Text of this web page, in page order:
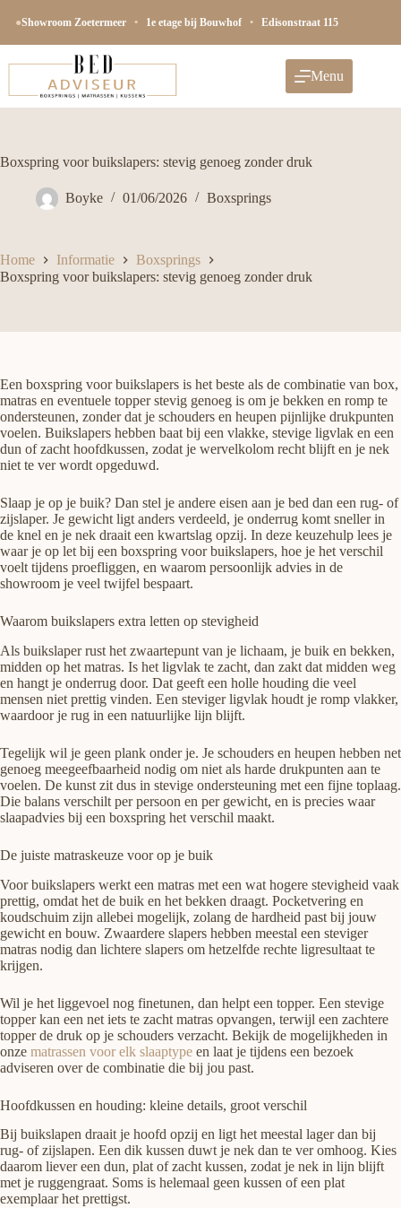
naar
●Showroom Zoetermeer • 1e etage bij Bouwhof • Edisonstraat 115
Menu
Boxspring voor buikslapers: stevig genoeg zonder druk
Boyke 01/06/2026 Boxsprings
Home Informatie
Boxsprings
Boxspring voor buikslapers: stevig genoeg zonder druk
Een boxspring voor buikslapers is het beste als de combinatie van box,
matras en eventuele topper stevig genoeg is om je bekken en romp te
ondersteunen, zonder dat je schouders en heupen pijnlijke drukpunten
voelen. Buikslapers hebben baat bij een vlakke, stevige ligvlak en een
dun of zacht hoofdkussen, zodat je wervelkolom recht blijft en je nek
niet te ver wordt opgeduwd.
Slaap je op je buik? Dan stel je andere eisen aan je bed dan een rug- of
zijslaper. Je gewicht ligt anders verdeeld, je onderrug komt sneller in
de knel en je nek draait een kwartslag opzij. In deze keuzehulp lees je
waar je op let bij een boxspring voor buikslapers, hoe je het verschil
voelt tijdens proefliggen, en waarom persoonlijk advies in de
showroom je veel twijfel bespaart.
Waarom buikslapers extra letten op stevigheid
Als buikslaper rust het zwaartepunt van je lichaam, je buik en bekken,
midden op het matras. Is het ligvlak te zacht, dan zakt dat midden weg
en hangt je onderrug door. Dat geeft een holle houding die veel
mensen niet prettig vinden. Een steviger ligvlak houdt je romp vlakker,
waardoor je rug in een natuurlijke lijn blijft.
Tegelijk wil je geen plank onder je. Je schouders en heupen hebben net
genoeg meegeefbaarheid nodig om niet als harde drukpunten aan te
voelen. De kunst zit dus in stevige ondersteuning met een fijne toplaag.
Die balans verschilt per persoon en per gewicht, en is precies waar
slaapadvies bij een boxspring het verschil maakt.
De juiste matraskeuze voor op je buik
Voor buikslapers werkt een matras met een wat hogere stevigheid vaak
prettig, omdat het de buik en het bekken draagt. Pocketvering en
koudschuim zijn allebei mogelijk, zolang de hardheid past bij jouw
gewicht en bouw. Zwaardere slapers hebben meestal een steviger
matras nodig dan lichtere slapers om hetzelfde rechte ligresultaat te
krijgen.
Wil je het liggevoel nog finetunen, dan helpt een topper. Een stevige
topper kan een net iets te zacht matras opvangen, terwijl een zachtere
topper de druk op je schouders verzacht. Bekijk de mogelijkheden in
onze matrassen voor elk slaaptype en laat je tijdens een bezoek
adviseren over de combinatie die bij jou past.
Hoofdkussen en houding: kleine details, groot verschil
Bij buikslapen draait je hoofd opzij en ligt het meestal lager dan bij
rug- of zijslapen. Een dik kussen duwt je nek dan te ver omhoog. Kies
daarom liever een dun, plat of zacht kussen, zodat je nek in lijn blijft
met je ruggengraat. Soms is helemaal geen kussen of een plat
exemplaar het prettigst.